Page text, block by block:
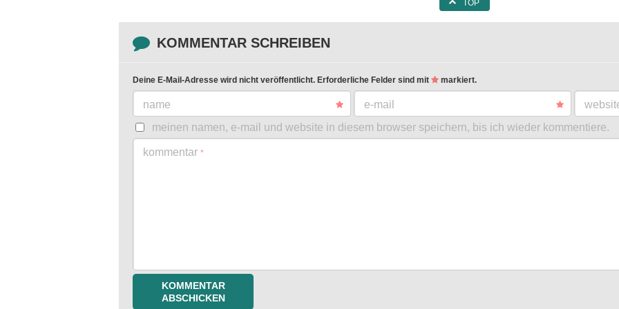
TOP
KOMMENTAR SCHREIBEN
Deine E-Mail-Adresse wird nicht veröffentlicht. Erforderliche Felder sind mit markiert.
name e-mail
meinen namen, e-mail und website in diesem browser speichern, bis ich wieder kommentiere.
kommentar *